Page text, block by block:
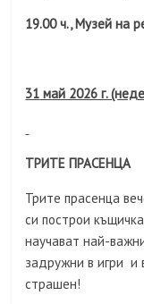
19.00 ч., Музей на
31 май 2026 г.
ТРИТЕ ПРАСЕНЦА
Трите прасенца
си построи
научават най-
задружни в игри и
страшен!